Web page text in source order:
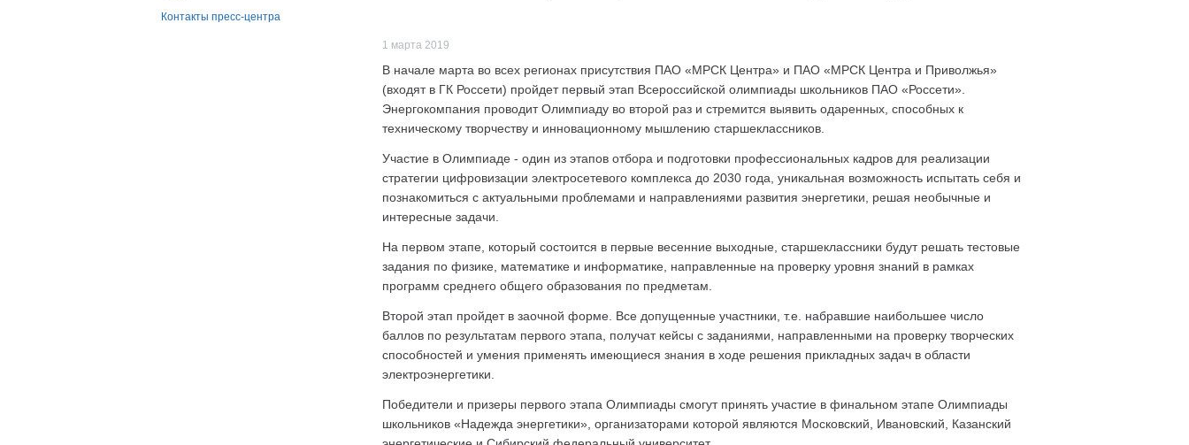
Контакты пресс-центра
1 марта 2019
В начале марта во всех регионах присутствия ПАО «МРСК Центра» и ПАО «МРСК Центра и Приволжья»
(входят в ГК Россети) пройдет первый этап Всероссийской олимпиады школьников ПАО «Россети».
Энергокомпания проводит Олимпиаду во второй раз и стремится выявить одаренных, способных к
техническому творчеству и инновационному мышлению старшеклассников.
Участие в Олимпиаде - один из этапов отбора и подготовки профессиональных кадров для реализации
стратегии цифровизации электросетевого комплекса до 2030 года, уникальная возможность испытать себя и
познакомиться с актуальными проблемами и направлениями развития энергетики, решая необычные и
интересные задачи.
На первом этапе, который состоится в первые весенние выходные, старшеклассники будут решать тестовые
задания по физике, математике и информатике, направленные на проверку уровня знаний в рамках
программ среднего общего образования по предметам.
Второй этап пройдет в заочной форме. Все допущенные участники, т.е. набравшие наибольшее число
баллов по результатам первого этапа, получат кейсы с заданиями, направленными на проверку творческих
способностей и умения применять имеющиеся знания в ходе решения прикладных задач в области
электроэнергетики.
Победители и призеры первого этапа Олимпиады смогут принять участие в финальном этапе Олимпиады
школьников «Надежда энергетики», организаторами которой являются Московский, Ивановский, Казанский